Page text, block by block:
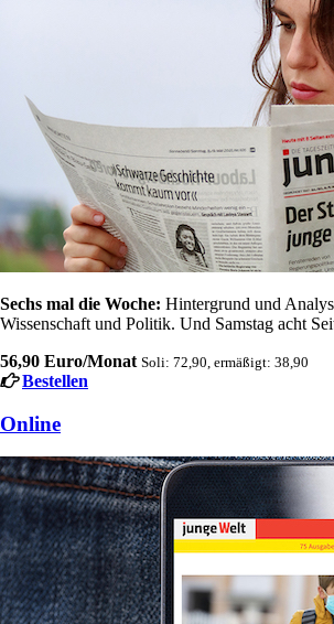
Sechs mal die Woche: Hintergrund und
Wissenschaft und Politik. Und Samstag acht
56,90 Euro/Monat Soli: 72,90, ermäßigt: 38,90
Bestellen
Online